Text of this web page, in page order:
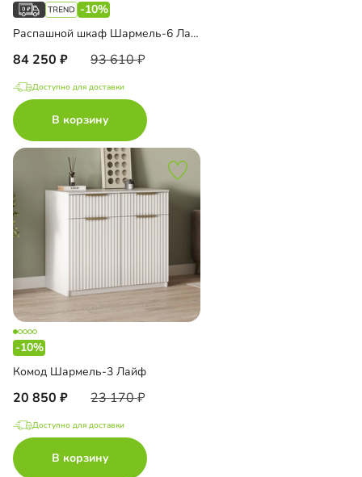
-10%
Распашной шкаф Шармель-6 Лайф
84 250 93 610
Доступно для доставки
В корзину
-10%
Комод Шармель-3 Лайф
20 850 23 170
Доступно для доставки
В корзину